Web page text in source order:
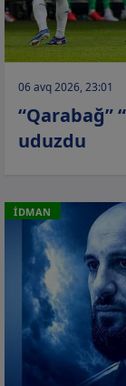
06 avq 2026, 23:01
“Qarabağ”
uduzdu
İDMAN